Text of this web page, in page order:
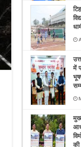
में
की